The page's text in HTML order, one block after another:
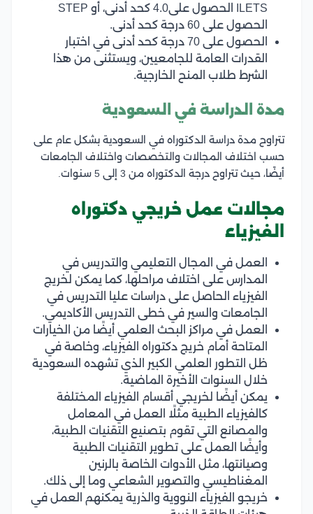
ILETS الحصول على4.0 كحد أدنى، أو STEP
الحصول على 60 درجة كحد أدنى.
الحصول على 70 درجة كحد أدنى في اختبار
القدرات العامة للجامعيين، ويستثنى من هذا
الشرط طلاب المنح الخارجية.
مدة الدراسة في السعودية
تتراوح مدة دراسة الدكتوراه في السعودية بشكل عام على
حسب اختلاف المجالات والتخصصات واختلاف الجامعات
أيضًا، حيث تتراوح درجة الدكتوراه من 3 إلى 5 سنوات.
مجالات عمل خريجي دكتوراه
الفيزياء
العمل في المجال التعليمي والتدريس في
المدارس على اختلاف مراحلها، كما يمكن لخريج
الفيزياء الحاصل على دراسات عليا التدريس في
الجامعات والسير في خطى التدريس الأكاديمي.
العمل في مراكز البحث العلمي أيضًا من الخيارات
المتاحة أمام خريج دكتوراه الفيزياء، وخاصة في
ظل التطور العلمي الكبير الذي تشهده السعودية
خلال السنوات الأخيرة الماضية.
يمكن أيضًا لخريجي أقسام الفيزياء المختلفة
كالفيزياء الطبية مثلًا العمل في المعامل
والمصانع التي تقوم بتصنيع التقنيات الطبية،
وأيضًا العمل على تطوير التقنيات الطبية
وصيانتها، مثل الأدوات الخاصة بالرنين
المغناطيسي والتصوير الشعاعي وما إلى ذلك.
خريجو الفيزياء النووية والذرية يمكنهم العمل في